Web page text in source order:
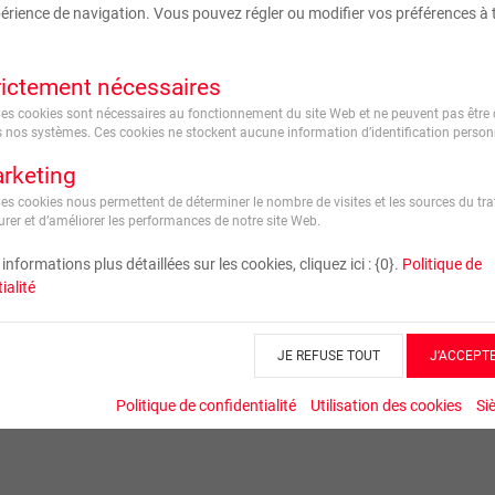
de navigation. Vous pouvez régler ou modifier vos préférences à
nécessaires
cookies sont nécessaires au fonctionnement du site Web et ne peuvent pas être
nos systèmes. Ces cookies ne stockent aucune information d’identification
cookies nous permettent de déterminer le nombre de visites et les sources du
et d’améliorer les performances de notre site Web.
plus détaillées sur les cookies, cliquez ici : {0}. Politique de
JE REFUSE TOUT
Politique de confidentialité Utilisation des cookies
Format :